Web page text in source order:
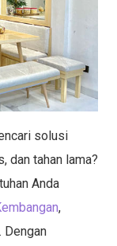
solusi
dan tahan lama?
Anda
,
Dengan